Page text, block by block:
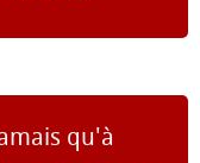
qu'à